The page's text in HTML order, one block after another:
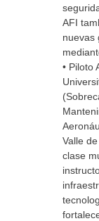
AFI
nuevas
• Piloto
Valle
clase